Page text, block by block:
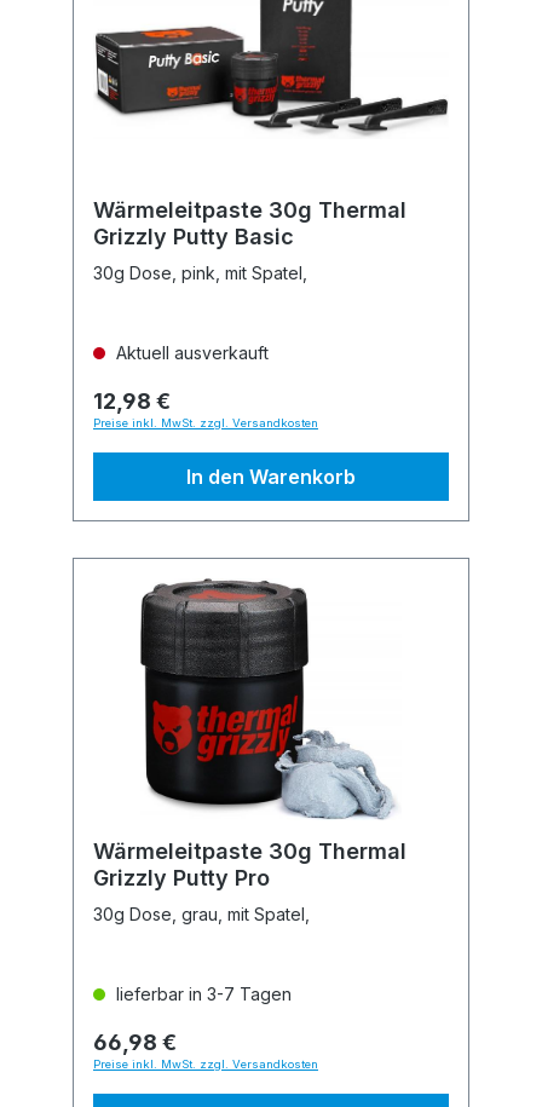
Wärmeleitpaste 30g Thermal
Grizzly Putty Basic
30g Dose, pink, mit Spatel,
Aktuell ausverkauft
12,98 €
Preise inkl. MwSt. zzgl. Versandkosten
In den Warenkorb
Wärmeleitpaste 30g Thermal
Grizzly Putty Pro
30g Dose, grau, mit Spatel,
lieferbar in 3-7 Tagen
66,98 €
Preise inkl. MwSt. zzgl. Versandkosten